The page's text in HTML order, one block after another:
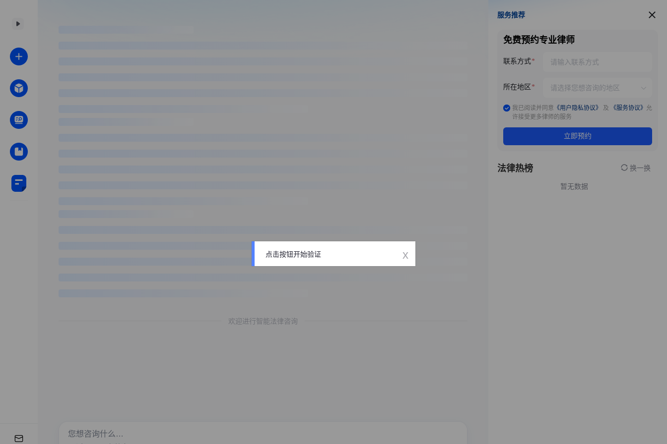
欢迎进行智能法律咨询
服务推荐
服务推荐
免费预约专业律师
联系方式
所在地区
我已阅读并同意 《用户隐私协议》 及 《服务协议》 允
许接受更多律师的服务
立即预约
法律热榜 换一换
暂无数据
点击按钮开始验证 x